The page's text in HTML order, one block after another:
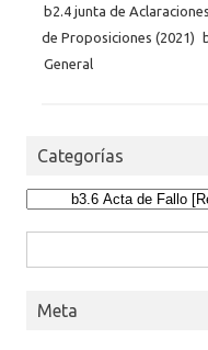
b2.4 junta de
de Proposiciones (2021)
General
Categorías
Categorías
Meta